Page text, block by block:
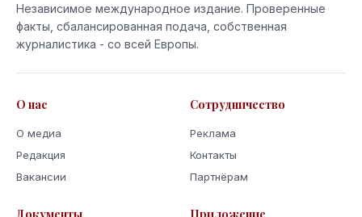
Независимое международное издание. Проверенные
факты, сбалансированная подача, собственная
журналистика - со всей Европы.
О нас
О медиа
Редакция
Вакансии
Сотрудничество
Реклама
Контакты
Партнёрам
Документы Приложение